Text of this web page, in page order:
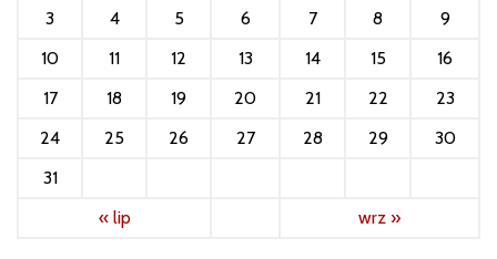
3
4 5 6 7 8
9
10
11 12 13 14 15
16
17
18 19 20 21 22
23
24
25 26 27 28 29
30
31
« lip
wrz »